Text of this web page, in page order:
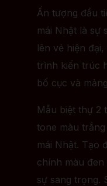
Ấn tượng đầu
mái Nhật là sự
lên vẻ hiện
trình kiến trúc
bố cục và
Mẫu biệt thự 2
tone màu
mái Nhật. Tạo
chính màu đen
sự sang trọng.